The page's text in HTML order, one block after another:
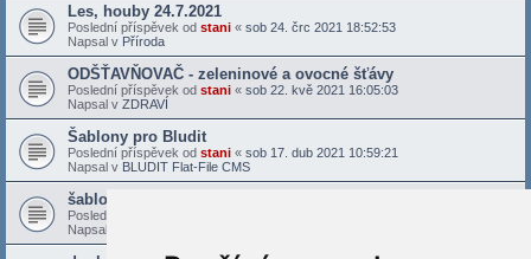
Les, houby 24.7.2021
Poslední příspěvek od stani « sob 24. črc 2021 18:52:53
Napsal v Příroda
ODŠŤAVŇOVAČ - zeleninové a ovocné šťávy
Poslední příspěvek od stani « sob 22. kvě 2021 16:05:03
Napsal v ZDRAVÍ
Šablony pro Bludit
Poslední příspěvek od stani « sob 17. dub 2021 10:59:21
Napsal v BLUDIT Flat-File CMS
šablona Bludit - Docs X
Poslední příspěvek od
Napsal v